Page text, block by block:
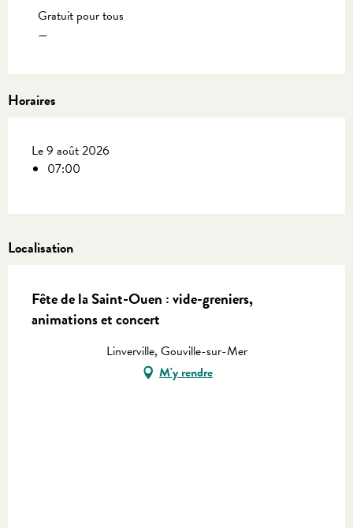
Gratuit pour tous
—
Horaires
Le 9 août 2026
07:00
Localisation
Fête de la Saint-Ouen : vide-greniers,
animations et concert
Linverville, Gouville-sur-Mer
M'y rendre